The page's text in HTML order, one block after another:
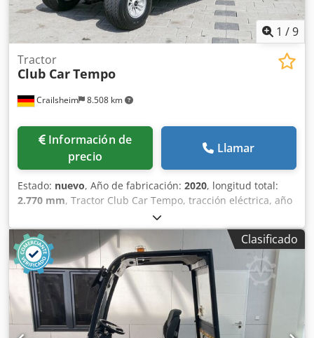
1 /9
Crailsheim 8.508 km
Tractor
Club CarTempo
Información de
precio
Llamar
Estado: nuevo, Año de fabricación: 2020, longitud total:
2.770 mm, Tractor Club Car Tempo, tracción eléctrica, año
2020 Dsdpfsxpx N Tjx Ahgock
Clasificado